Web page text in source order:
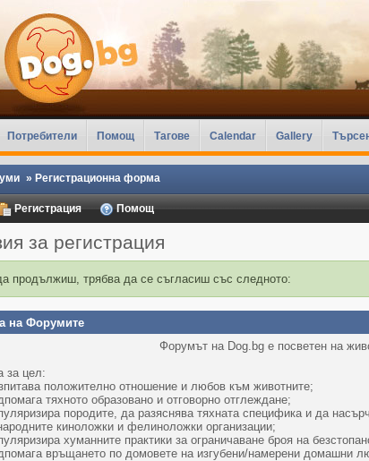
Потребители Помощ Тагове Calendar Gallery
» Регистрационна форма
Регистрация Помощ
за регистрация
продължиш, трябва да се съгласиш със следното:
на Форумите
Форумът на Dog.bg е посветен на
за цел:
положително отношение и любов към животните;
тяхното образовано и отговорно отглеждане;
породите, да разяснява тяхната специфика и да
киноложки и фелиноложки организации;
хуманните практики за ограничаване броя на
връщането по домовете на изгубени/намерени домашни